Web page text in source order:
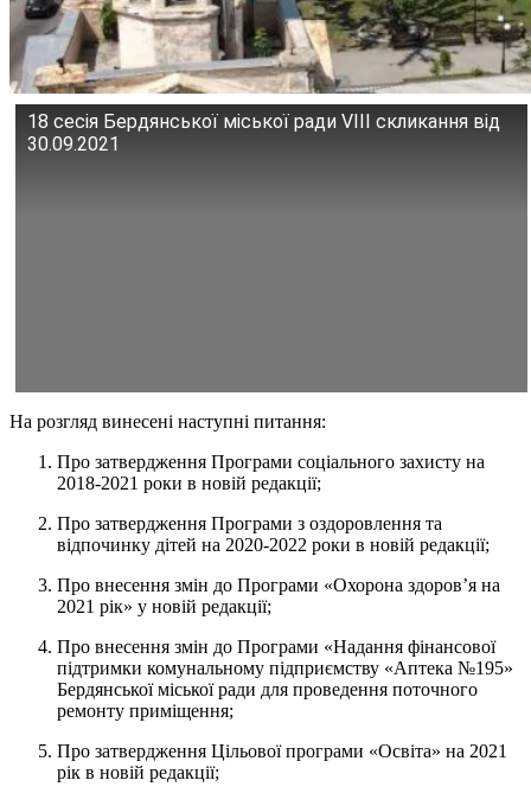
18 сесія Бердянської міської ради VIII скликання від
30.09.2021
На розгляд винесені наступні питання:
Про затвердження Програми соціального захисту на
2018-2021 роки в новій редакції;
Про затвердження Програми з оздоровлення та
відпочинку дітей на 2020-2022 роки в новій редакції;
Про внесення змін до Програми «Охорона здоров’я на
2021 рік» у новій редакції;
Про внесення змін до Програми «Надання фінансової
підтримки комунальному підприємству «Аптека №195»
Бердянської міської ради для проведення поточного
ремонту приміщення;
Про затвердження Цільової програми «Освіта» на 2021
рік в новій редакції;